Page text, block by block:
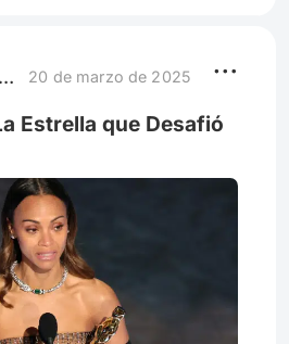
una guerrer
Waldo-Rosario 20 de marzo de 2025
Estrella que Desafió